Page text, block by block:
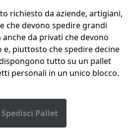
richiesto da aziende, artigiani,
che devono spedire grandi
da privati che devono
piuttosto che spedire decine
tutto su un pallet
personali in un unico blocco.
Spedisci Pallet